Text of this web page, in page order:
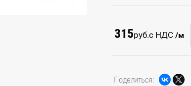
315руб.с НДС /м
Поделиться: